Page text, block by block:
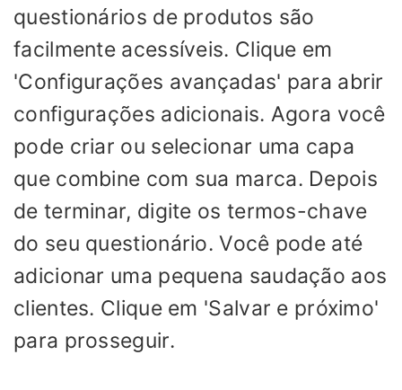
questionários de produtos são
facilmente acessíveis. Clique em
'Configurações avançadas' para abrir
configurações adicionais. Agora você
pode criar ou selecionar uma capa
que combine com sua marca. Depois
de terminar, digite os termos-chave
do seu questionário. Você pode até
adicionar uma pequena saudação aos
clientes. Clique em 'Salvar e próximo'
para prosseguir.